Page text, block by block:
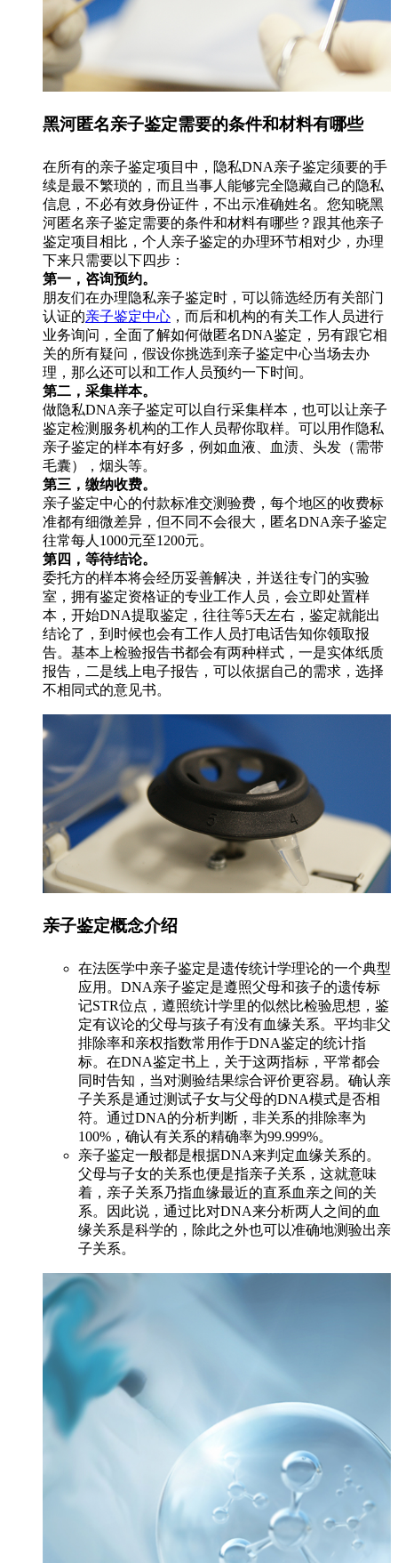
黑河匿名亲子鉴定需要的条件和材料有哪些
在所有的亲子鉴定项目中，隐私DNA亲子鉴定须要的手
续是最不繁琐的，而且当事人能够完全隐藏自己的隐私
信息，不必有效身份证件，不出示准确姓名。您知晓黑
河匿名亲子鉴定需要的条件和材料有哪些？跟其他亲子
鉴定项目相比，个人亲子鉴定的办理环节相对少，办理
下来只需要以下四步：
第一，咨询预约。
朋友们在办理隐私亲子鉴定时，可以筛选经历有关部门
认证的亲子鉴定中心 ，而后和机构的有关工作人员进行
业务询问，全面了解如何做匿名DNA鉴定，另有跟它相
关的所有疑问，假设你挑选到亲子鉴定中心当场去办
理，那么还可以和工作人员预约一下时间。
第二，采集样本。
做隐私DNA亲子鉴定可以自行采集样本，也可以让亲子
鉴定检测服务机构的工作人员帮你取样。可以用作隐私
亲子鉴定的样本有好多，例如血液、血渍、头发（需带
毛囊），烟头等。
第三，缴纳收费。
亲子鉴定中心的付款标准交测验费，每个地区的收费标
准都有细微差异，但不同不会很大，匿名DNA亲子鉴定
往常每人1000元至1200元。
第四，等待结论。
委托方的样本将会经历妥善解决，并送往专门的实验
室，拥有鉴定资格证的专业工作人员，会立即处置样
本，开始DNA提取鉴定，往往等5天左右，鉴定就能出
结论了，到时候也会有工作人员打电话告知你领取报
告。基本上检验报告书都会有两种样式，一是实体纸质
报告，二是线上电子报告，可以依据自己的需求，选择
不相同式的意见书。
亲子鉴定概念介绍
在法医学中亲子鉴定是遗传统计学理论的一个典型
应用。DNA亲子鉴定是遵照父母和孩子的遗传标
记STR位点，遵照统计学里的似然比检验思想，鉴
定有议论的父母与孩子有没有血缘关系。平均非父
排除率和亲权指数常用作于DNA鉴定的统计指
标。在DNA鉴定书上，关于这两指标，平常都会
同时告知，当对测验结果综合评价更容易。确认亲
子关系是通过测试子女与父母的DNA模式是否相
符。通过DNA的分析判断，非关系的排除率为
100%，确认有关系的精确率为99.999%。
亲子鉴定一般都是根据DNA来判定血缘关系的。
父母与子女的关系也便是指亲子关系，这就意味
着，亲子关系乃指血缘最近的直系血亲之间的关
系。因此说，通过比对DNA来分析两人之间的血
缘关系是科学的，除此之外也可以准确地测验出亲
子关系。